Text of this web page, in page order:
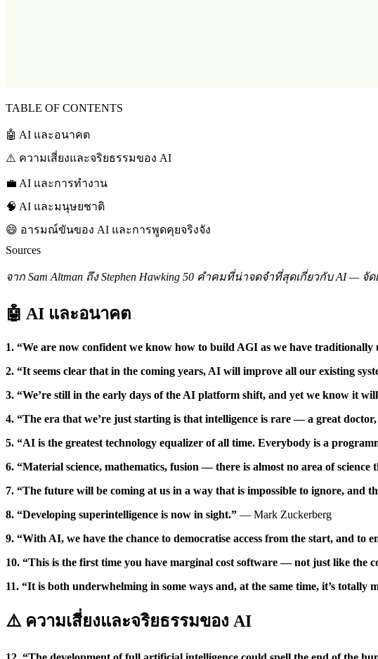
TABLE OF CONTENTS
🤖 AI และอนาคต
⚠️ ความเสี่ยงและจริยธรรมของ AI
💼 AI และการทำงาน
🧠 AI และมนุษยชาติ
😄 อารมณ์ขันของ AI และการพูดคุยจริงจัง
Sources
จาก Sam Altman ถึง Stephen Hawking 50 คำคมที่น่าจดจำที่สุดเกี่ยวกับ AI — จั
🤖 AI และอนาคต
1. “We are now confident we know how to build AGI as we have traditionally
2. “It seems clear that in the coming years, AI will improve all our existing
3. “We’re still in the early days of the AI platform shift, and yet we know it
4. “The era that we’re just starting is that intelligence is rare — a great
5. “AI is the greatest technology equalizer of all time. Everybody is a
6. “Material science, mathematics, fusion — there is almost no area of science
7. “The future will be coming at us in a way that is impossible to ignore, and
8. “Developing superintelligence is now in sight.” — Mark Zuckerberg
9. “With AI, we have the chance to democratise access from the start, and to
10. “This is the first time you have marginal cost software — not just like the
11. “It is both underwhelming in some ways and, at the same time, it’s
⚠️ ความเสี่ยงและจริยธรรมของ AI